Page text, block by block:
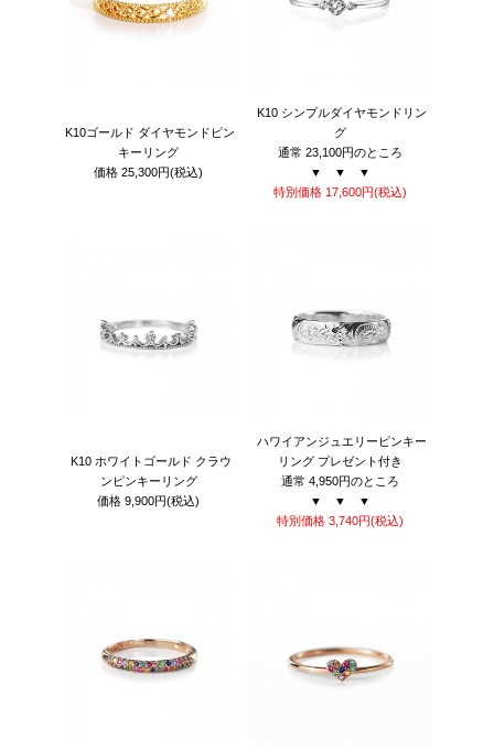
K10ゴールド ダイヤモンドピン
キーリング
価格 25,300円(税込)
K10 シンプルダイヤモンドリン
グ
通常 23,100円のところ
▼ ▼ ▼
特別価格 17,600円(税込)
K10 ホワイトゴールド クラウ
ンピンキーリング
価格 9,900円(税込)
ハワイアンジュエリーピンキー
リング プレゼント付き
通常 4,950円のところ
▼ ▼ ▼
特別価格 3,740円(税込)